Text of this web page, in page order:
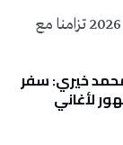
تُنظم جمعية تراثنا يوم الخميس المقبل 13 أوت 2026 تزامنا مع
خيري: سفر
لأغاني